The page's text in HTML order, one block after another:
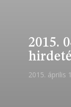
2015.
2015. április